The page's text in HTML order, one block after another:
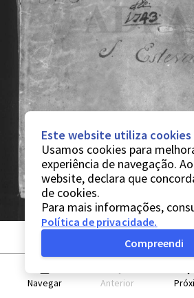
Navegar Anterior
Este website utiliza cookies
Usamos cookies para
experiência de navegação.
website, declara que
de cookies.
Para mais informações,
Política de privacidade.
Compreendi